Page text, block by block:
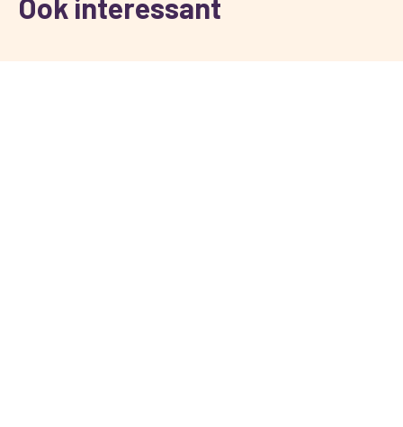
Ook interessant